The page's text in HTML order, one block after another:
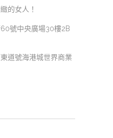
的女人！
號中央廣場30樓2B
道號海港城世界商業